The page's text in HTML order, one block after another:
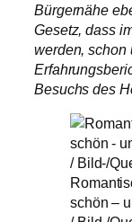
Bürgernähe
Gesetz, dass
werden, schon
Besuchs des
schön –